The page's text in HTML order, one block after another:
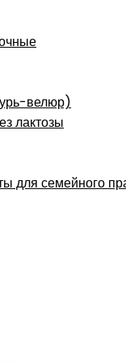
велюр)
лактозы
для семейного